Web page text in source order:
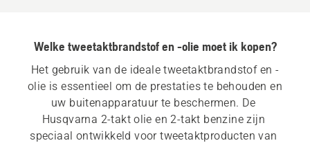
Welke tweetaktbrandstof en -olie moet ik kopen?
Het gebruik van de ideale tweetaktbrandstof en -
olie is essentieel om de prestaties te behouden en
uw buitenapparatuur te beschermen. De
Husqvarna 2-takt olie en 2-takt benzine zijn
speciaal ontwikkeld voor tweetaktproducten van